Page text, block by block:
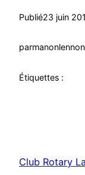
Publié23 juin
parmanonlennon
Étiquettes :
Club Rotary